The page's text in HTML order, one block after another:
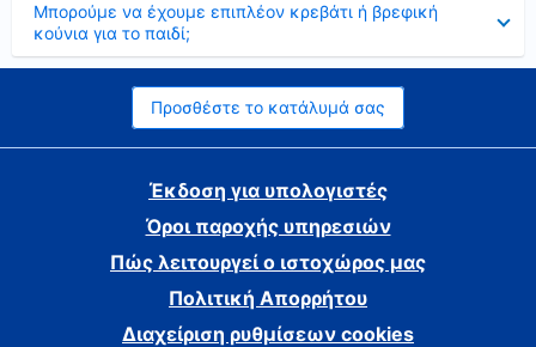
Μπορούμε να έχουμε επιπλέον κρεβάτι ή βρεφική
κούνια για το παιδί;
Προσθέστε το κατάλυμά σας
Έκδοση για υπολογιστές
Όροι παροχής υπηρεσιών
Πώς λειτουργεί ο ιστοχώρος μας
Πολιτική Απορρήτου
Διαχείριση ρυθμίσεων cookies